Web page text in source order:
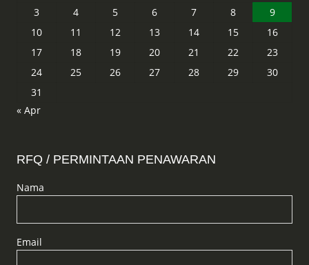
3
4 5 6 7 8
9
10
11 12 13 14 15
16
17
18 19 20 21 22
23
24
25 26 27 28 29
30
31
« Apr
RFQ / PERMINTAAN PENAWARAN
Nama
Email